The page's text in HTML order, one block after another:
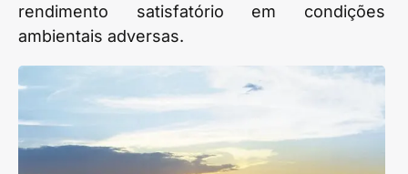
rendimento satisfatório em condições
ambientais adversas.